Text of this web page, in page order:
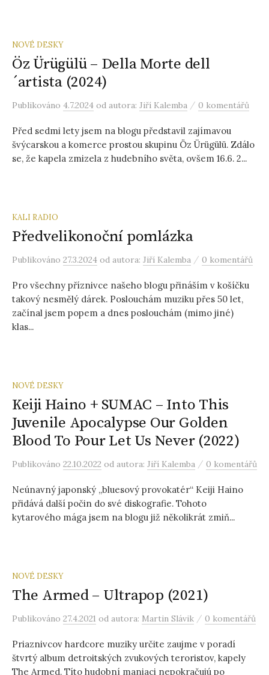
NOVÉ DESKY
Öz Ürügülü – Della Morte dell
´artista (2024)
Publikováno 4.7.2024 od autora: Jiří Kalemba / 0 komentářů
Před sedmi lety jsem na blogu představil zajímavou
švýcarskou a komerce prostou skupinu Öz Ürügülü. Zdálo
se, že kapela zmizela z hudebního světa, ovšem 16.6. 2...
KALI RADIO
Předvelikonoční pomlázka
Publikováno 27.3.2024 od autora: Jiří Kalemba / 0 komentářů
Pro všechny příznivce našeho blogu přináším v košíčku
takový nesmělý dárek. Poslouchám muziku přes 50 let,
začínal jsem popem a dnes poslouchám (mimo jiné)
klas...
NOVÉ DESKY
Keiji Haino + SUMAC – Into This
Juvenile Apocalypse Our Golden
Blood To Pour Let Us Never (2022)
Publikováno 22.10.2022 od autora: Jiří Kalemba / 0 komentářů
Neúnavný japonský „bluesový provokatér“ Keiji Haino
přidává další počin do své diskografie. Tohoto
kytarového mága jsem na blogu již několikrát zmiň...
NOVÉ DESKY
The Armed – Ultrapop (2021)
Publikováno 27.4.2021 od autora: Martin Slávik / 0 komentářů
Priaznivcov hardcore muziky určite zaujme v poradí
štvrtý album detroitských zvukových teroristov, kapely
The Armed. Títo hudobní maniaci nepokračujú po